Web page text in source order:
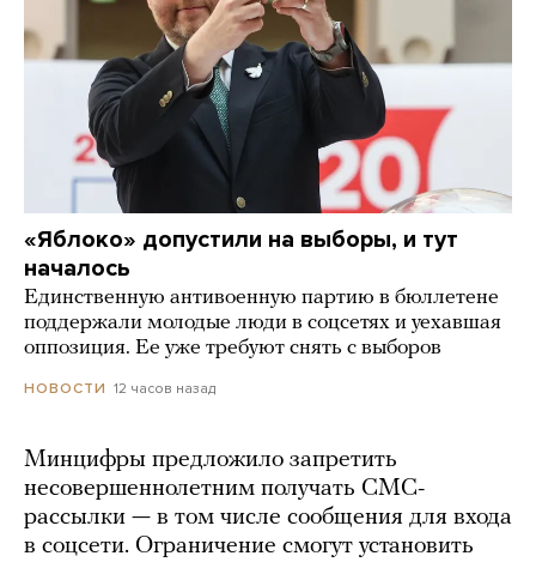
«Яблоко» допустили на выборы, и тут
началось
Единственную антивоенную партию в бюллетене
поддержали молодые люди в соцсетях и уехавшая
оппозиция. Ее уже требуют снять с выборов
НОВОСТИ 12 часов назад
Минцифры предложило запретить
несовершеннолетним получать СМС-
рассылки — в том числе сообщения для входа
в соцсети. Ограничение смогут установить